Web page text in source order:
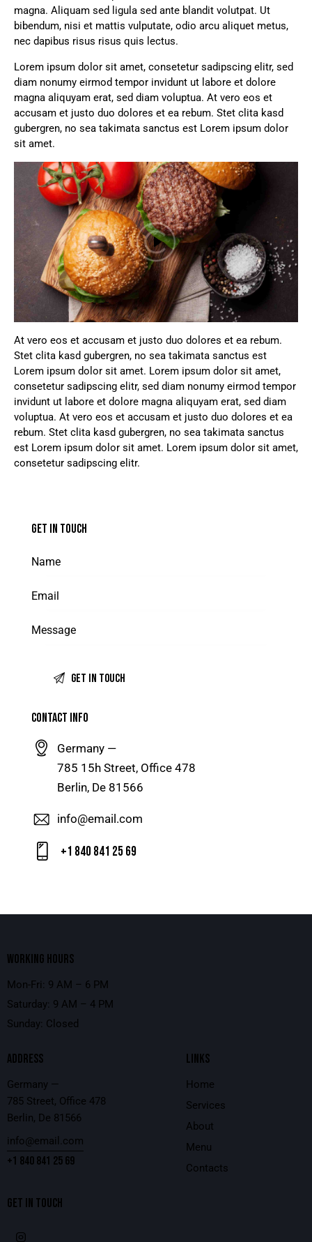
magna. Aliquam sed ligula sed ante blandit volutpat. Ut
bibendum, nisi et mattis vulputate, odio arcu aliquet metus,
nec dapibus risus risus quis lectus.
Lorem ipsum dolor sit amet, consetetur sadipscing elitr, sed
diam nonumy eirmod tempor invidunt ut labore et dolore
magna aliquyam erat, sed diam voluptua. At vero eos et
accusam et justo duo dolores et ea rebum. Stet clita kasd
gubergren, no sea takimata sanctus est Lorem ipsum dolor
sit amet.
At vero eos et accusam et justo duo dolores et ea rebum.
Stet clita kasd gubergren, no sea takimata sanctus est
Lorem ipsum dolor sit amet. Lorem ipsum dolor sit amet,
consetetur sadipscing elitr, sed diam nonumy eirmod tempor
invidunt ut labore et dolore magna aliquyam erat, sed diam
voluptua. At vero eos et accusam et justo duo dolores et ea
rebum. Stet clita kasd gubergren, no sea takimata sanctus
est Lorem ipsum dolor sit amet. Lorem ipsum dolor sit amet,
consetetur sadipscing elitr.
GET IN TOUCH
CONTACT INFO
Germany —
785 15h Street, Office 478
Berlin, De 81566
info@email.com
+1 840 841 25 69
WORKING HOURS
Mon-Fri: 9 AM – 6 PM
Saturday: 9 AM – 4 PM
Sunday: Closed
ADDRESS
Germany —
785 Street, Office 478
Berlin, De 81566
info@email.com
+1 840 841 25 69
LINKS
Home
Services
About
Menu
Contacts
GET IN TOUCH